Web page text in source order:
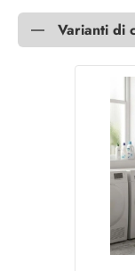
Varianti di